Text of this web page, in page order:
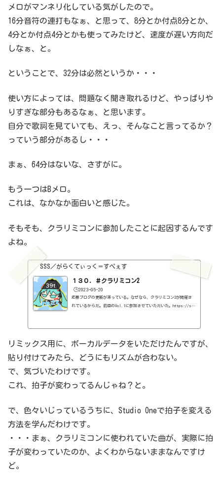
メロがマンネリ化している気がしたので。
16分音符の連打もなぁ、と思って、8分とか付点8分とか、
4分とか付点4分とかも使ってみたけど、速度が遅い方向だ
しなぁ、と。
ということで、32分は必然というか・・・
使い方によっては、問題なく聞き取れるけど、やっぱりや
りすぎな部分もあるなぁ、と思います。
自分で歌詞を見ていても、えっ、そんなこと言ってるか？
っていう部分があるし・・・
まぁ、64分はないな、さすがに。
もう一つはBメロ。
これは、なかなか面白いと感じた。
そもそも、クラリミコンに参加したことに起因するんです
よね。
SSS／がらくてぃっく＝すぺぇす
１３０．＃クラリミコン2
🕒️2023-05-20
応募ブログの更新が滞っている。なぜなら、クラリミコン2が開催さ
れているからだ。前回のVol.1に参加させていただいた。https://ss
た。最後の最後に何度も創りなおし。いや、そんな大きな変更じゃな
いのですが、一か所だけどうしても気になってしまって。ということ
で、ギガファイル便でデータを送ることになっているんですが、4回
リミックス用に、ボーカルデータをいただけたんですが、
貼り付けてみたら、どうにもリズムが合わない。
で、気づいたわけです。
これ、拍子が変わってるんじゃね？と。
で、色々いじっているうちに、Studio Oneで拍子を変える
方法を学んだわけです。
・・・まぁ、クラリミコンに使われていた曲が、実際に拍
子が変わっていたのか、よくわからないままなんですけ
ど。